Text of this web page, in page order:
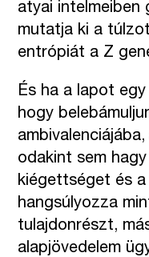
atyai intelmeiben
mutatja ki a
entrópiát a Z
És ha a lapot
hogy
odakint sem
kiégettséget és
hangsúlyozza
tulajdonrészt,
alapjövedelem